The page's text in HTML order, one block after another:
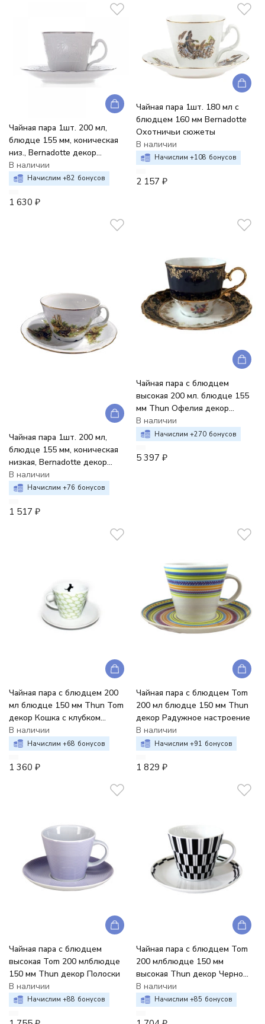
Чайная пара 1шт. 200 мл,
блюдце 155 мм, коническая
низ., Bernadotte декор
Деколь, отводка платина
В наличии
Начислим +82 бонусов
1 630 ₽
Чайная пара 1шт. 180 мл с
блюдцем 160 мм Bernadotte
Охотничьи сюжеты
В наличии
Начислим +108 бонусов
2 157 ₽
Чайная пара 1шт. 200 мл,
блюдце 155 мм, коническая
низкая, Bernadotte декор
Охотничьи сюжеты
В наличии
Начислим +76 бонусов
1 517 ₽
Чайная пара с блюдцем
высокая 200 мл. блюдце 155
мм Thun Офелия декор
Кобальтовый цветок
В наличии
Начислим +270 бонусов
5 397 ₽
Чайная пара с блюдцем 200
мл блюдце 150 мм Thun Tom
декор Кошка с клубком
салатовая сетка
В наличии
Начислим +68 бонусов
1 360 ₽
Чайная пара с блюдцем Tom
200 мл блюдце 150 мм Thun
декор Радужное настроение
В наличии
Начислим +91 бонусов
1 829 ₽
Чайная пара с блюдцем
высокая Tom 200 млблюдце
150 мм Thun декор Полоски
В наличии
Начислим +88 бонусов
Чайная пара с блюдцем Tom
200 млблюдце 150 мм
высокая Thun декор Черно
-белые полоски
В наличии
Начислим +85 бонусов